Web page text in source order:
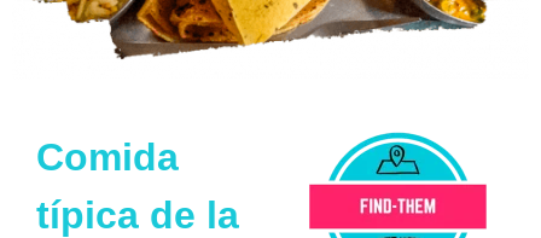
Comida
típica de la